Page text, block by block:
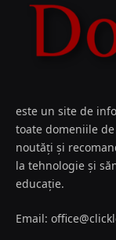
este un site de
toate domeniile
noutăți și
la tehnologie și
educație.
Email: